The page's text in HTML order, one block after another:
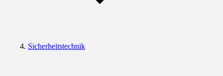
Sicherheitstechnik